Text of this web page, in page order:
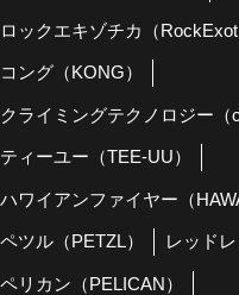
ロックエキゾチカ（
コング（KONG）
クライミングテクノロジー（
ティーユー（TEE-UU）
ハワイアンファイヤー（
ペツル（PETZL） レッド
ペリカン（PELICAN）